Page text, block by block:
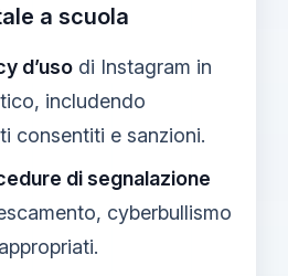
a scuola
d’uso di Instagram in
includendo
consentiti e sanzioni.
di segnalazione
cyberbullismo